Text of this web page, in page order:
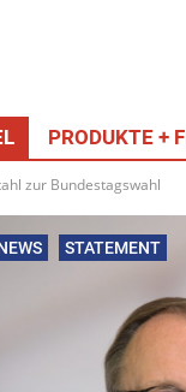
PRODUKTE +
zur Bundestagswahl
STATEMENT